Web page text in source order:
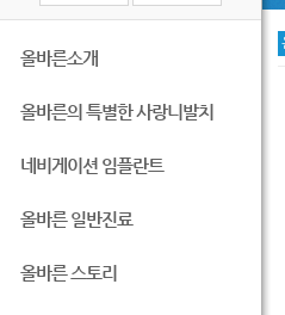
올바른소개
올바른의 특별한 사랑니발치
네비게이션 임플란트
올바른 일반진료
올바른 스토리